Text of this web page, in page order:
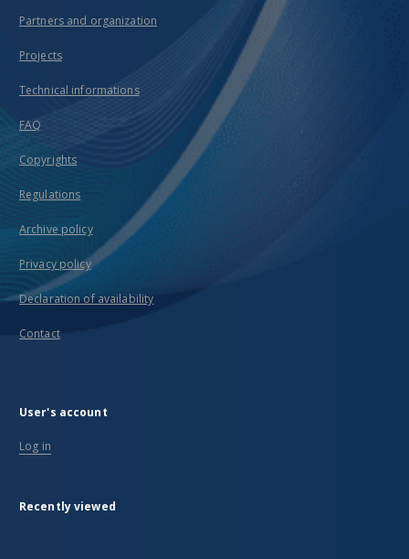
Partners and organization
Projects
Technical informations
FAQ
Copyrights
Regulations
Archive policy
Privacy policy
Declaration of availability
Contact
User's account
Log in
Recently viewed